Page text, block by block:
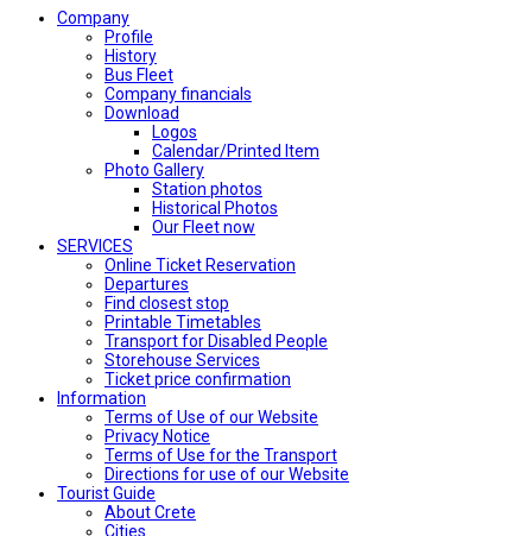
Company
Profile
History
Bus Fleet
Company financials
Download
Logos
Calendar/Printed Item
Photo Gallery
Station photos
Historical Photos
Our Fleet now
SERVICES
Online Ticket Reservation
Departures
Find closest stop
Printable Timetables
Transport for Disabled People
Storehouse Services
Ticket price confirmation
Ιnformation
Terms of Use of our Website
Privacy Notice
Terms of Use for the Transport
Directions for use of our Website
Tourist Guide
About Crete
Cities